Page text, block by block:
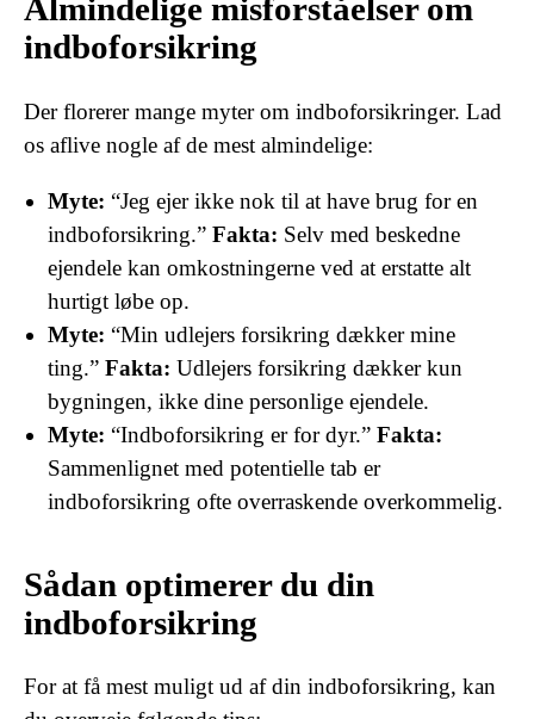
Almindelige misforståelser om
indboforsikring
Der florerer mange myter om indboforsikringer. Lad
os aflive nogle af de mest almindelige:
Myte: “Jeg ejer ikke nok til at have brug for en
indboforsikring.”Fakta: Selv med beskedne
ejendele kan omkostningerne ved at erstatte alt
hurtigt løbe op.
Myte: “Min udlejers forsikring dækker mine
ting.”Fakta: Udlejers forsikring dækker kun
bygningen, ikke dine personlige ejendele.
Myte: “Indboforsikring er for dyr.”Fakta:
Sammenlignet med potentielle tab er
indboforsikring ofte overraskende overkommelig.
Sådan optimerer du din
indboforsikring
For at få mest muligt ud af din indboforsikring, kan